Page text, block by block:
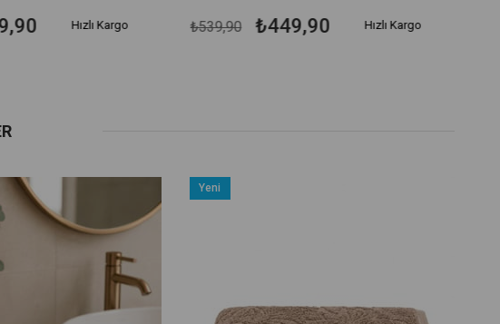
Hızlı Kargo ₺449,90
₺539,90 Hızlı Kargo
Yeni